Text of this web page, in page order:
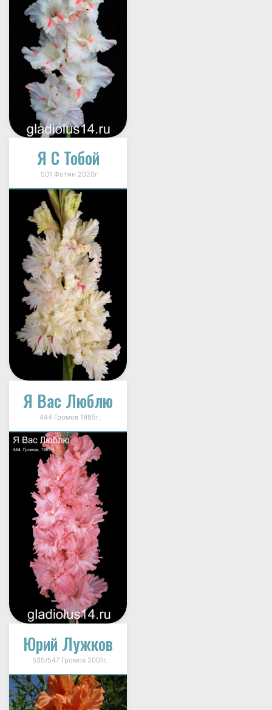
Я С Тобой
501 Фотин 2020г.
Я Вас Люблю
444 Громов 1985г.
Юрий Лужков
535/547 Громов 2001г.